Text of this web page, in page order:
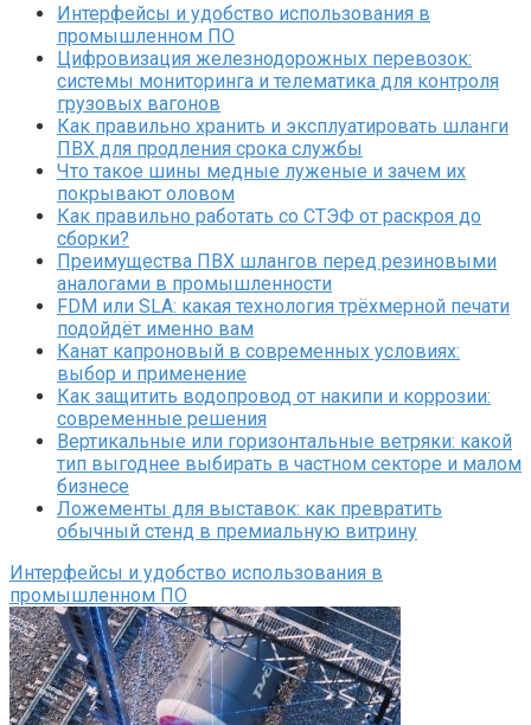
Интерфейсы и удобство использования в
промышленном ПО
Цифровизация железнодорожных перевозок:
системы мониторинга и телематика для контроля
грузовых вагонов
Как правильно хранить и эксплуатировать шланги
ПВХ для продления срока службы
Что такое шины медные луженые и зачем их
покрывают оловом
Как правильно работать со СТЭФ от раскроя до
сборки?
Преимущества ПВХ шлангов перед резиновыми
аналогами в промышленности
FDM или SLA: какая технология трёхмерной печати
подойдёт именно вам
Канат капроновый в современных условиях:
выбор и применение
Как защитить водопровод от накипи и коррозии:
современные решения
Вертикальные или горизонтальные ветряки: какой
тип выгоднее выбирать в частном секторе и малом
бизнесе
Ложементы для выставок: как превратить
обычный стенд в премиальную витрину
Интерфейсы и удобство использования в
промышленном ПО